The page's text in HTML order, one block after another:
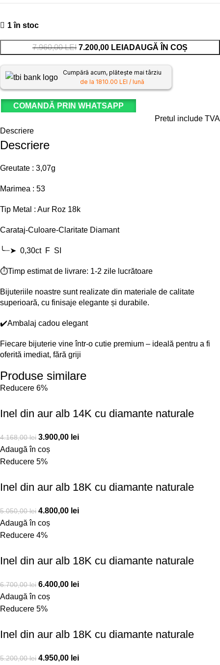
1 în stoc
7.960,00LEI 7.200,00 LEI ADAUGĂ ÎN COȘ
Cumpără acum, plătește mai târziu
de la 1810.00 LEI / lună
COMANDĂ PRIN WHATSAPP
Pretul include TVA
Descriere
Descriere
Greutate : 3,07g
Marimea : 53
Tip Metal : Aur Roz 18k
Carataj-Culoare-Claritate Diamant
╰┈➤ 0,30ct F SI
⏱️Timp estimat de livrare: 1-2 zile lucrătoare
Bijuteriile noastre sunt realizate din materiale de calitate
superioară, cu finisaje elegante și durabile.
✔️Ambalaj cadou elegant
Fiecare bijuterie vine într-o cutie premium – ideală pentru a fi
oferită imediat, fără griji
Produse similare
Reducere 6%
Inel din aur alb 14K cu diamante naturale
4.168,00lei 3.900,00 lei
Adaugă în coș
Reducere 5%
Inel din aur alb 18K cu diamante naturale
5.050,00lei 4.800,00 lei
Adaugă în coș
Reducere 4%
Inel din aur alb 18K cu diamante naturale
6.700,00lei 6.400,00 lei
Adaugă în coș
Reducere 5%
Inel din aur alb 18K cu diamante naturale
5.200,00lei 4.950,00 lei